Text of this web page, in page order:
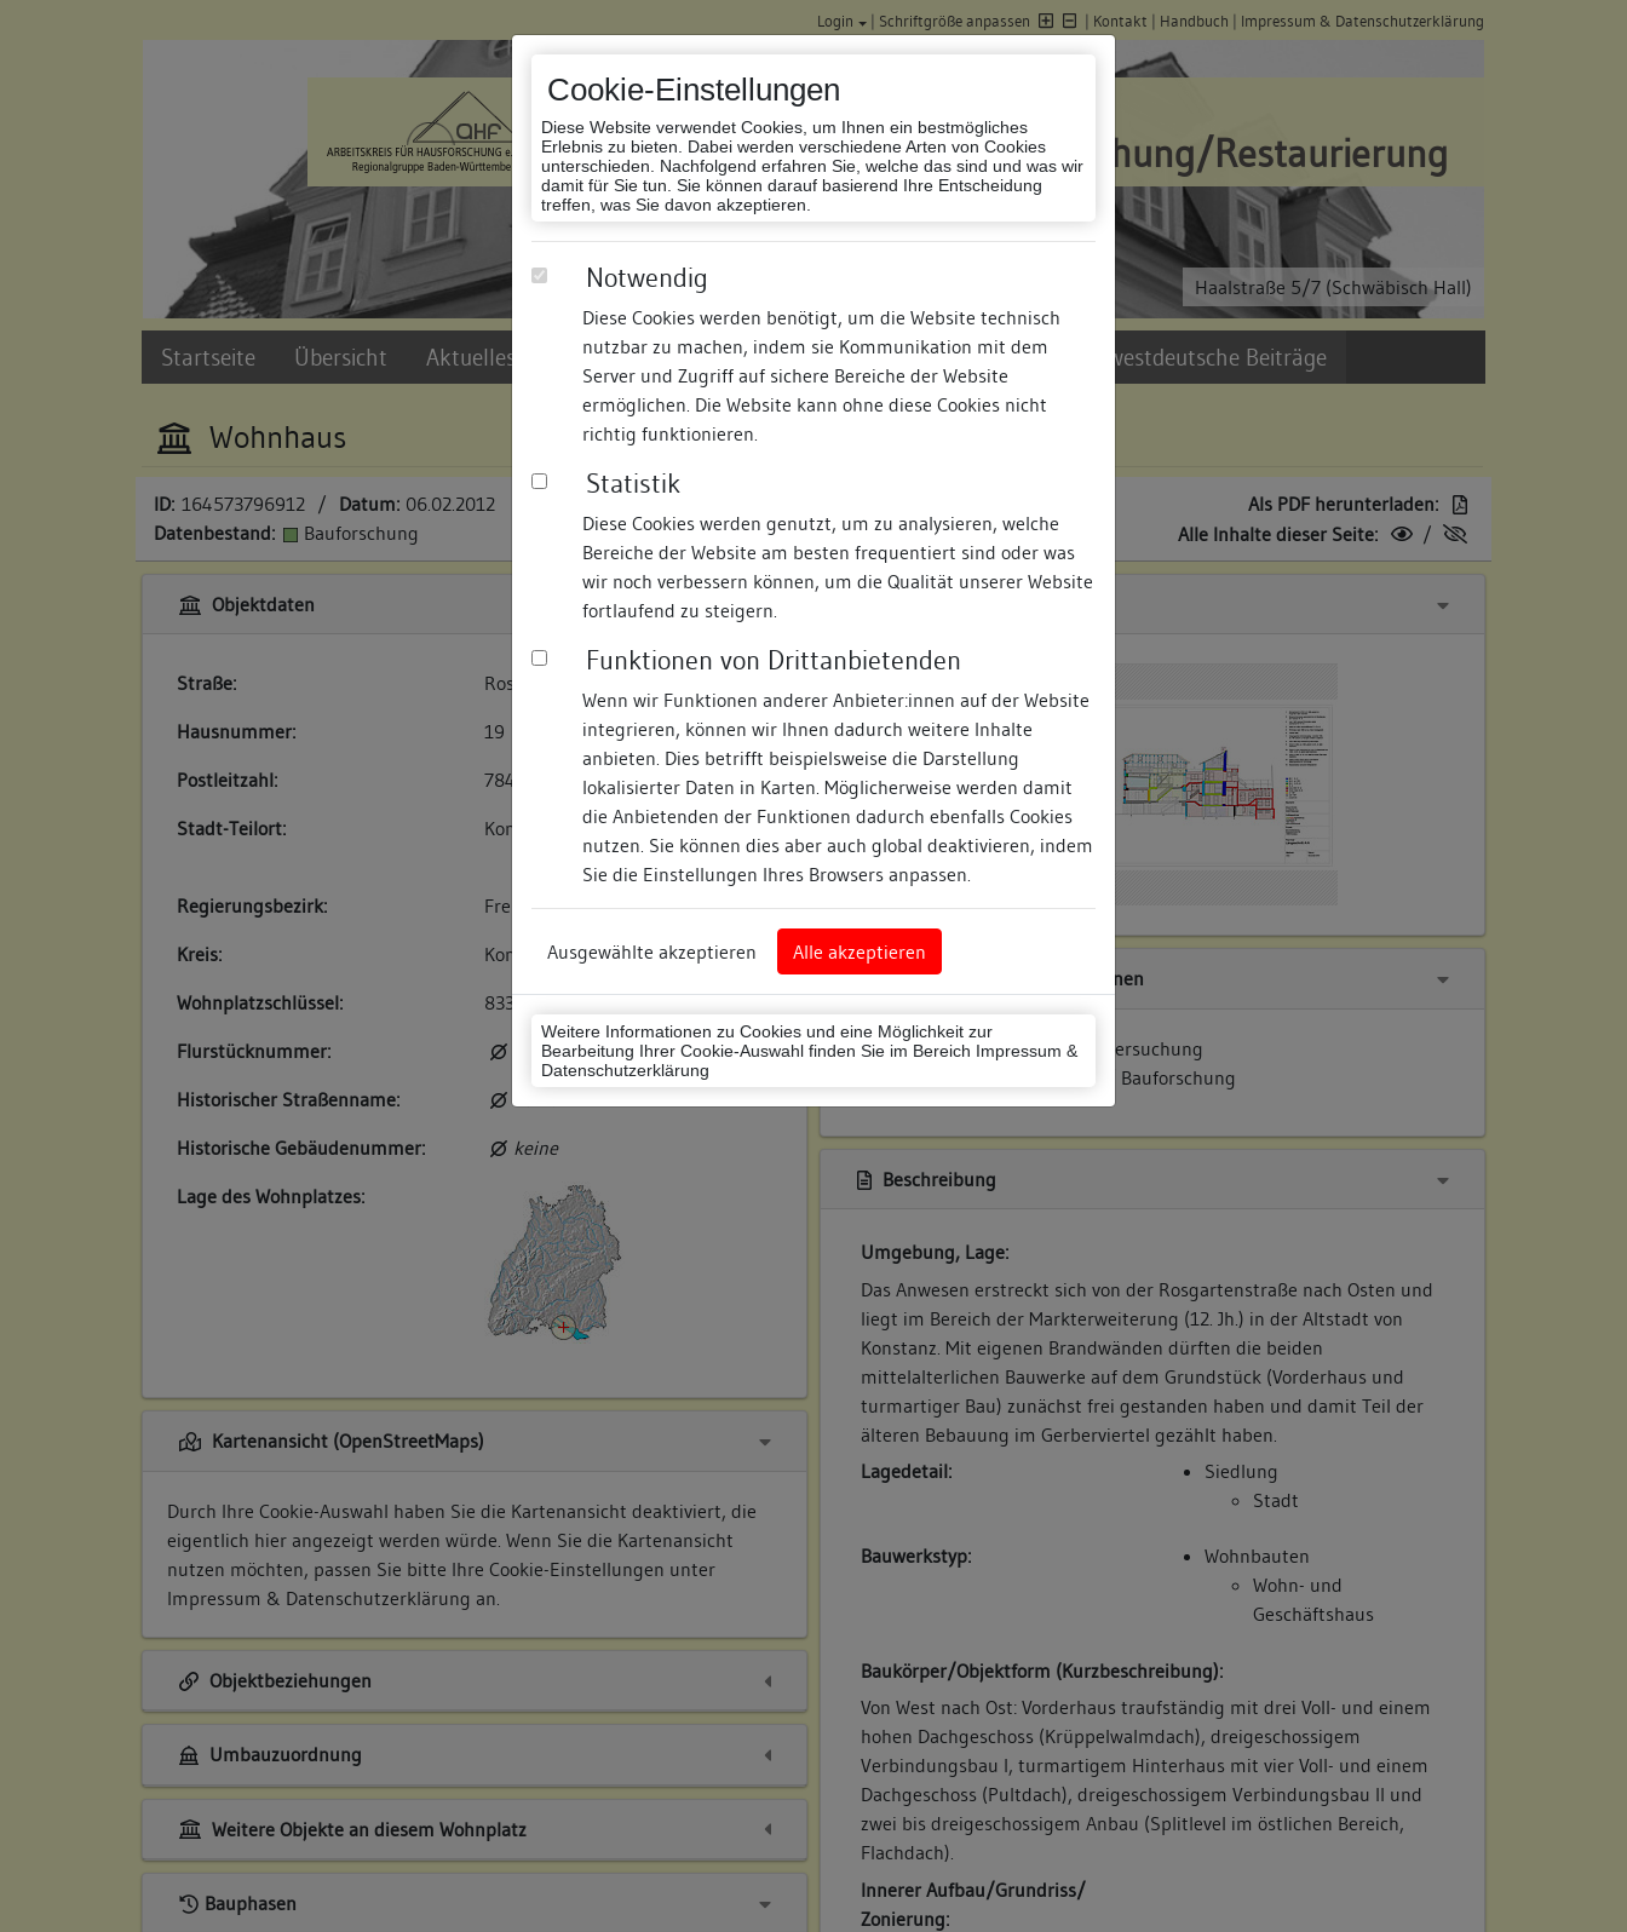
Cookie-Einstellungen
Diese Website verwendet Cookies, um Ihnen ein bestmögliches
Erlebnis zu bieten. Dabei werden verschiedene Arten von Cookies
unterschieden. Nachfolgend erfahren Sie, welche das sind und was wir
damit für Sie tun. Sie können darauf basierend Ihre Entscheidung
treffen, was Sie davon akzeptieren.
Notwendig
Diese Cookies werden benötigt, um die Website technisch
nutzbar zu machen, indem sie Kommunikation mit dem
Server und Zugriff auf sichere Bereiche der Website
ermöglichen. Die Website kann ohne diese Cookies nicht
richtig funktionieren.
Statistik
Diese Cookies werden genutzt, um zu analysieren, welche
Bereiche der Website am besten frequentiert sind oder was
wir noch verbessern können, um die Qualität unserer Website
fortlaufend zu steigern.
Funktionen von Drittanbietenden
Wenn wir Funktionen anderer Anbieter:innen auf der Website
integrieren, können wir Ihnen dadurch weitere Inhalte
anbieten. Dies betrifft beispielsweise die Darstellung
lokalisierter Daten in Karten. Möglicherweise werden damit
die Anbietenden der Funktionen dadurch ebenfalls Cookies
nutzen. Sie können dies aber auch global deaktivieren, indem
Sie die Einstellungen Ihres Browsers anpassen.
Ausgewählte akzeptieren Alle akzeptieren
Weitere Informationen zu Cookies und eine Möglichkeit zur
Bearbeitung Ihrer Cookie-Auswahl finden Sie im Bereich Impressum &
Datenschutzerklärung
Login | Schriftgröße anpassen | Kontakt | Handbuch | Impressum & Datenschutzerklärung
Haalstraße 5/7 (Schwäbisch Hall)
Datenbank Bauforschung/Restaurierung
Startseite Übersicht Aktuelles und Termine Suche Freie Bauforscher:innen Südwestdeutsche Beiträge
Wohnhaus
ID: 164573796912 / Datum: 06.02.2012
Datenbestand:
Bauforschung
Als PDF herunterladen:
Alle Inhalte dieser Seite:
/
Objektdaten
Straße:
Rosgartenstraße
Hausnummer:
19
Postleitzahl:
78462
Stadt-Teilort:
Konstanz
Regierungsbezirk:
Freiburg
Kreis:
Konstanz (Landkreis)
Wohnplatzschlüssel:
8335043012
Flurstücknummer:
keine
Historischer Straßenname:
keiner
Historische Gebäudenummer:
keine
Lage des Wohnplatzes:
Kartenansicht (OpenStreetMaps)
Durch Ihre Cookie-Auswahl haben Sie die Kartenansicht deaktiviert, die
eigentlich hier angezeigt werden würde. Wenn Sie die Kartenansicht
nutzen möchten, passen Sie bitte Ihre Cookie-Einstellungen unter
Impressum & Datenschutzerklärung an.
Objektbeziehungen
Umbauzuordnung
Weitere Objekte an diesem Wohnplatz
Bauphasen
Zugeordnete Dokumentationen
Dendrochronologische Untersuchung
Komplette Bauaufnahme / Bauforschung
Beschreibung
Umgebung, Lage:
Das Anwesen erstreckt sich von der Rosgartenstraße nach Osten und
liegt im Bereich der Markterweiterung (12. Jh.) in der Altstadt von
Konstanz. Mit eigenen Brandwänden dürften die beiden
mittelalterlichen Bauwerke auf dem Grundstück (Vorderhaus und
turmartiger Bau) zunächst frei gestanden haben und damit Teil der
älteren Bebauung im Gerberviertel gezählt haben.
Lagedetail:
Siedlung
Stadt
Bauwerkstyp:
Wohnbauten
Wohn- und
Geschäftshaus
Baukörper/Objektform (Kurzbeschreibung):
Von West nach Ost: Vorderhaus traufständig mit drei Voll- und einem
hohen Dachgeschoss (Krüppelwalmdach), dreigeschossigem
Verbindungsbau I, turmartigem Hinterhaus mit vier Voll- und einem
Dachgeschoss (Pultdach), dreigeschossigem Verbindungsbau II und
zwei bis dreigeschossigem Anbau (Splitlevel im östlichen Bereich,
Flachdach).
Innerer Aufbau/Grundriss/
Zonierung: